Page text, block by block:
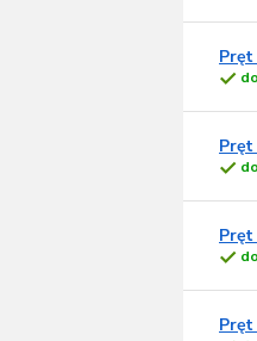
n
p
u
ó
t
k
w